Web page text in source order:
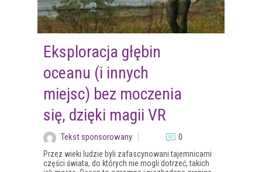
Eksploracja głębin
oceanu (i innych
miejsc) bez moczenia
się, dzięki magii VR
Tekst sponsorowany 0
Przez wieki ludzie byli zafascynowani tajemnicami
części świata, do których nie mogli dotrzeć, takich